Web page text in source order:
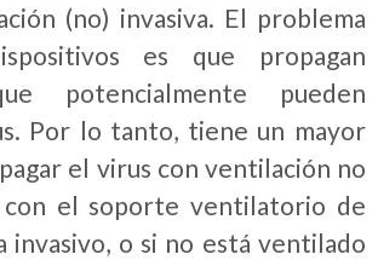
(no) invasiva. El problema
es que propagan
potencialmente pueden
Por lo tanto, tiene un mayor
el virus con ventilación no
con el soporte ventilatorio de
invasivo, o si no está ventilado